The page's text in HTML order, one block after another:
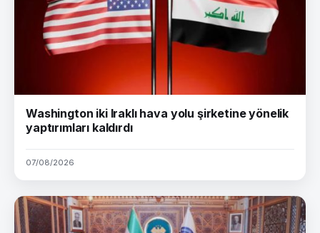
Washington iki Iraklı hava yolu şirketine yönelik
yaptırımları kaldırdı
07/08/2026